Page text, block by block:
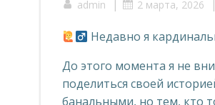
admin | 2 марта, 2026 |
Недавно я
До этого момента я не
поделиться своей
банальными, но тем, кто